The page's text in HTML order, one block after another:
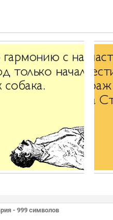
ТОП
лучших
Atkritok